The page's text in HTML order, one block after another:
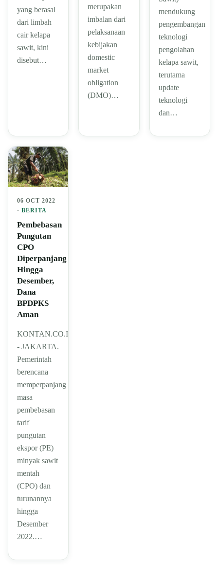
yang berasal
dari limbah
cair kelapa
sawit, kini
disebut…
merupakan
imbalan dari
pelaksanaan
kebijakan
domestic
market
obligation
(DMO)…
mendukung
pengembangan
teknologi
pengolahan
kelapa sawit,
terutama
update
teknologi
dan…
06 OCT 2022
· BERITA
Pembebasan
Pungutan
CPO
Diperpanjang
Hingga
Desember,
Dana
BPDPKS
Aman
KONTAN.CO.ID
- JAKARTA.
Pemerintah
berencana
memperpanjang
masa
pembebasan
tarif
pungutan
ekspor (PE)
minyak sawit
mentah
(CPO) dan
turunannya
hingga
Desember
2022.…